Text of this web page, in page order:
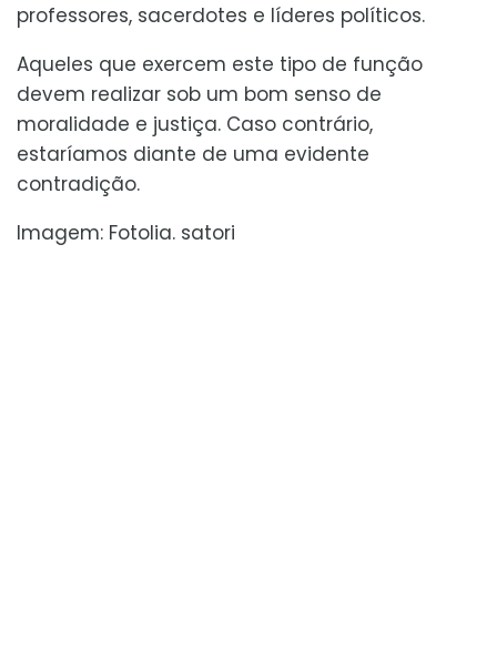
professores, sacerdotes e líderes políticos.
Aqueles que exercem este tipo de função
devem realizar sob um bom senso de
moralidade e justiça. Caso contrário,
estaríamos diante de uma evidente
contradição.
Imagem: Fotolia. satori